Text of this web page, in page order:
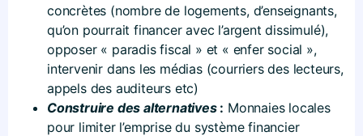
concrètes (nombre de logements, d’enseignants,
qu’on pourrait financer avec l’argent dissimulé),
opposer « paradis fiscal » et « enfer social »,
intervenir dans les médias (courriers des lecteurs,
appels des auditeurs etc)
Construire des alternatives: Monnaies locales
pour limiter l’emprise du système financier